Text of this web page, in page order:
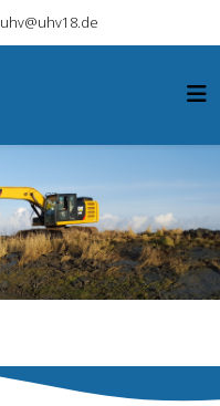
uhv@uhv18.de